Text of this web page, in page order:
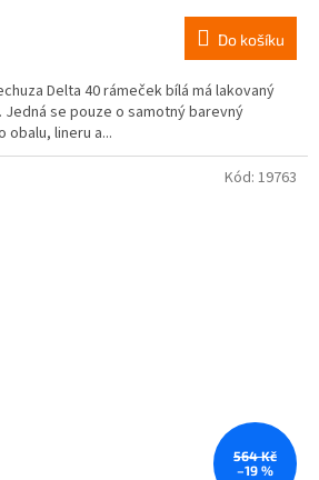
Do košíku
Delta 40 rámeček bílá má lakovaný
se pouze o samotný barevný
obalu, lineru a...
564 Kč
–19 %
Kód: 19763